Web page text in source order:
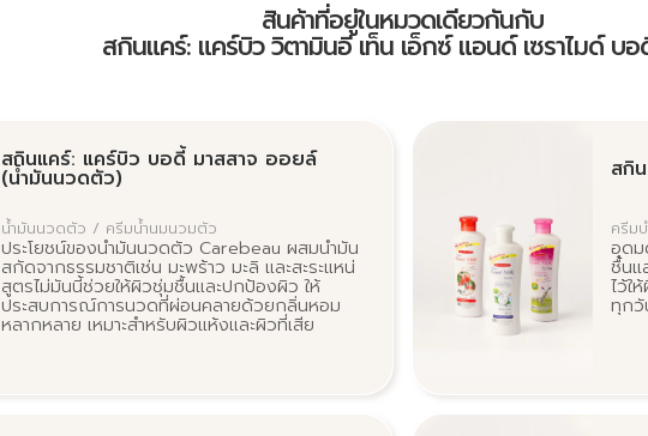
สินค้าที่อยู่ในหมวดเดียวกันกับ
สกินแคร์: แคร์บิว วิตามินอี เท็น เอ็กซ์ แอนด์ เซราไมด์ บ
สกินแคร์: แคร์บิว บอดี้ มาสสาจ ออยล์
(น้ำมันนวดตัว)
น้ำมันนวดตัว / ครีมน้ำนมนวมตัว
ประโยชน์ของน้ำมันนวดตัว Carebeau ผสมน้ำมัน
สกัดจากธรรมชาติเช่น มะพร้าว มะลิ และสะระแหน่
สูตรไม่มันนี้ช่วยให้ผิวชุ่มชื้นและปกป้องผิว ให้
ประสบการณ์การนวดที่ผ่อนคลายด้วยกลิ่นหอม
หลากหลาย เหมาะสำหรับผิวแห้งและผิวที่เสีย
สกิ
ครีม
อุดม
ชื้นแ
ไว้ใ
ทุกวั